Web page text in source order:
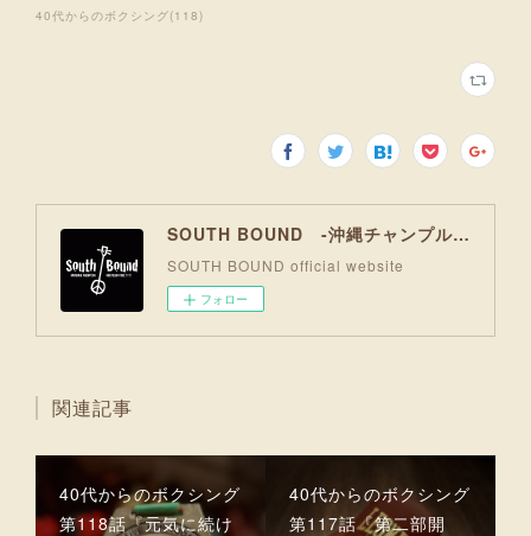
40代からのボクシング(118)
SOUTH BOUND -沖縄チャンプルお囃子コア-
SOUTH BOUND official website
フォロー
関連記事
40代からのボクシング
第118話『元気に続け
40代からのボクシング
第117話『第二部開